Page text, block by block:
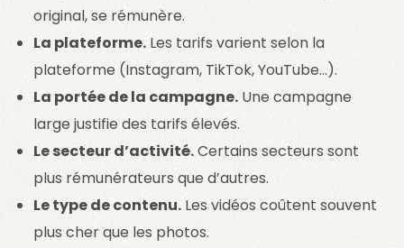
original, se rémunère.
La plateforme. Les tarifs varient selon la
plateforme (Instagram, TikTok, YouTube…).
La portée de la campagne. Une campagne
large justifie des tarifs élevés.
Le secteur d’activité.Certains secteurs sont
plus rémunérateurs que d’autres.
Le type de contenu. Les vidéos coûtent souvent
plus cher que les photos.